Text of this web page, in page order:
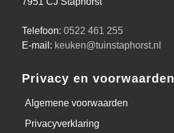
Telefoon: 0522 461 255
E-mail: keuken@tuinstaphorst.nl
Privacy en voorwaarden
Algemene voorwaarden
Privacyverklaring